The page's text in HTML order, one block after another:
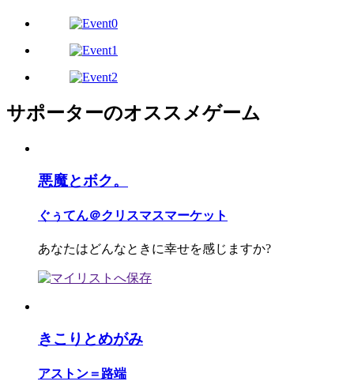
サポーターのオススメゲーム
悪魔とボク。
ぐぅてん＠クリスマスマーケット
あなたはどんなときに幸せを感じますか?
きこりとめがみ
アストン＝路端